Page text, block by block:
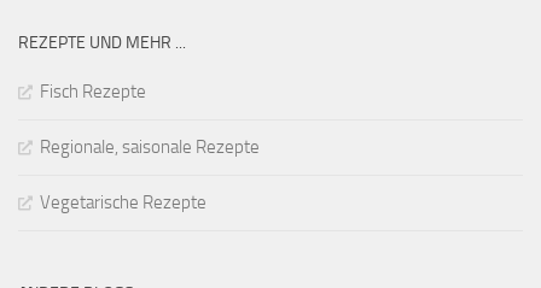
REZEPTE UND MEHR ...
Fisch Rezepte
Regionale, saisonale Rezepte
Vegetarische Rezepte